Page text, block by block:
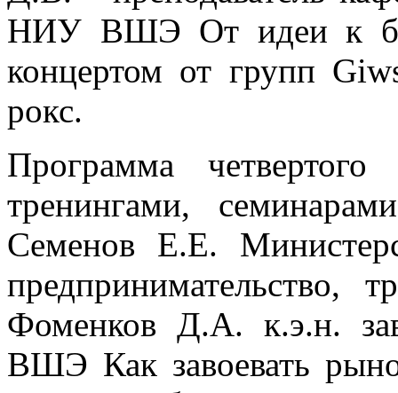
НИУ ВШЭ От идеи к
концертом от групп
рокс.
Программа
тренингами,
Семенов Е.Е.
предпринимательство,
Фоменков Д.А. к.э.н.
ВШЭ Как завоевать